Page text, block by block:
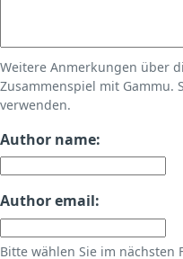
Weitere Anmerkungen über
Zusammenspiel mit Gammu.
verwenden.
Author name:
Author email:
Bitte wählen Sie im nächsten